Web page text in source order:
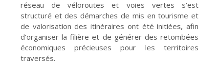
réseau de véloroutes et voies vertes s’est
structuré et des démarches de mis en tourisme et
de valorisation des itinéraires ont été initiées, afin
d’organiser la filière et de générer des retombées
économiques précieuses pour les territoires
traversés.